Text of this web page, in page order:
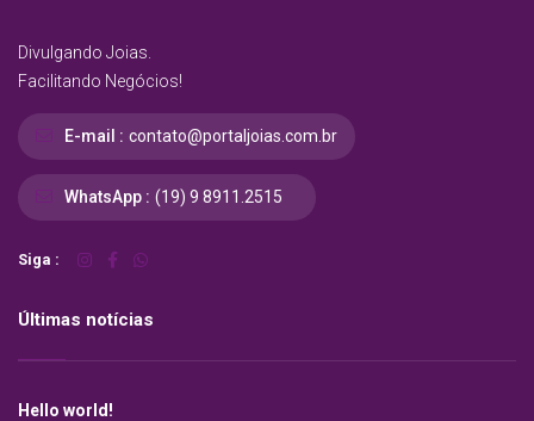
Divulgando Joias.
Facilitando Negócios!
E-mail : contato@portaljoias.com.br
WhatsApp : (19) 9 8911.2515
Siga :
Últimas notícias
Hello world!